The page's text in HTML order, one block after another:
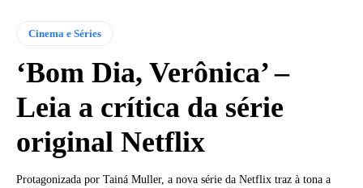
Cinema e Séries
‘Bom Dia, Verônica’ –
Leia a crítica da série
original Netflix
Protagonizada por Tainá Muller, a nova série da Netflix traz à tona a